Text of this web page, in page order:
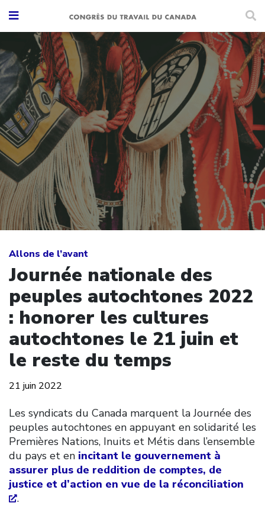
Allons de l’avant
Journée nationale des
peuples autochtones 2022
: honorer les cultures
autochtones le 21 juin et
le reste du temps
21 juin 2022
Les syndicats du Canada marquent la Journée des
peuples autochtones en appuyant en solidarité les
Premières Nations, Inuits et Métis dans l’ensemble
du pays et en incitant le gouvernement à
assurer plus de reddition de comptes, de
justice et d’action en vue de la réconciliation
.